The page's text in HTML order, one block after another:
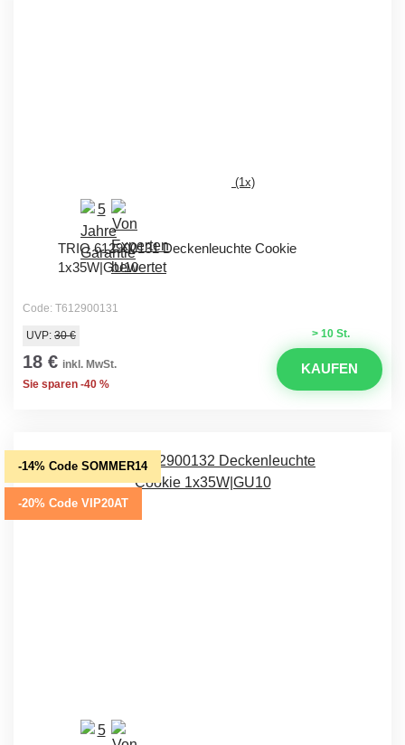
(1x)
TRIO 612900131 Deckenleuchte Cookie
1x35W|GU10
Code: T612900131
> 10 St.
UVP: 30 €
18 € inkl. MwSt.
Sie sparen -40 %
KAUFEN
-14% Code SOMMER14
-20% Code VIP20AT